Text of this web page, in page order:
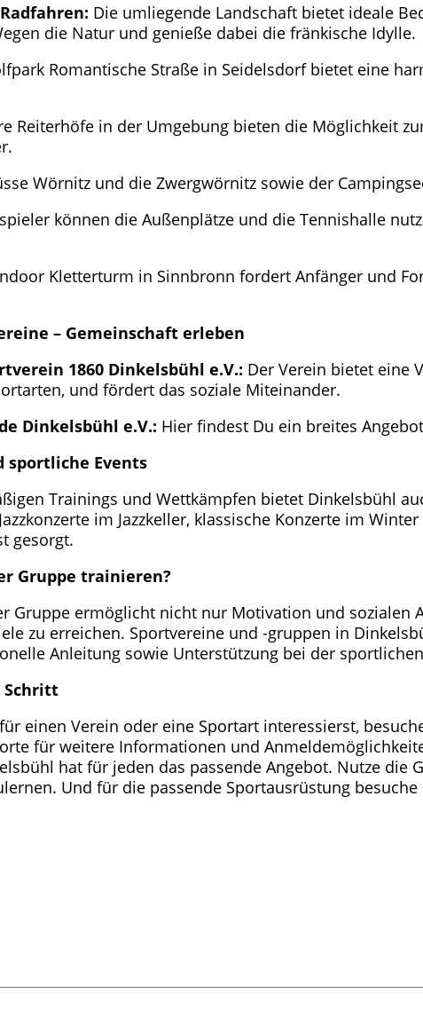
Die umliegende Landschaft bietet ideale
die Natur und genieße dabei die fränkische Idylle.
Romantische Straße in Seidelsdorf bietet eine
Reiterhöfe in der Umgebung bieten die Möglichkeit
Wörnitz und die Zwergwörnitz sowie der
können die Außenplätze und die Tennishalle
Kletterturm in Sinnbronn fordert Anfänger und
– Gemeinschaft erleben
1860 Dinkelsbühl e.V.: Der Verein bietet eine
und fördert das soziale Miteinander.
Dinkelsbühl e.V.: Hier findest Du ein breites
sportliche Events
Trainings und Wettkämpfen bietet Dinkelsbühl
im Jazzkeller, klassische Konzerte im
gesorgt.
Gruppe trainieren?
Gruppe ermöglicht nicht nur Motivation und sozialen
zu erreichen. Sportvereine und -gruppen in
Anleitung sowie Unterstützung bei der
Schritt
einen Verein oder eine Sportart interessierst,
für weitere Informationen und
hat für jeden das passende Angebot. Nutze die
Und für die passende Sportausrüstung